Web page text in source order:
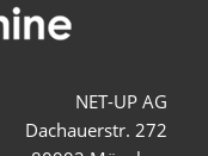
NET-UP AG
Dachauerstr. 272